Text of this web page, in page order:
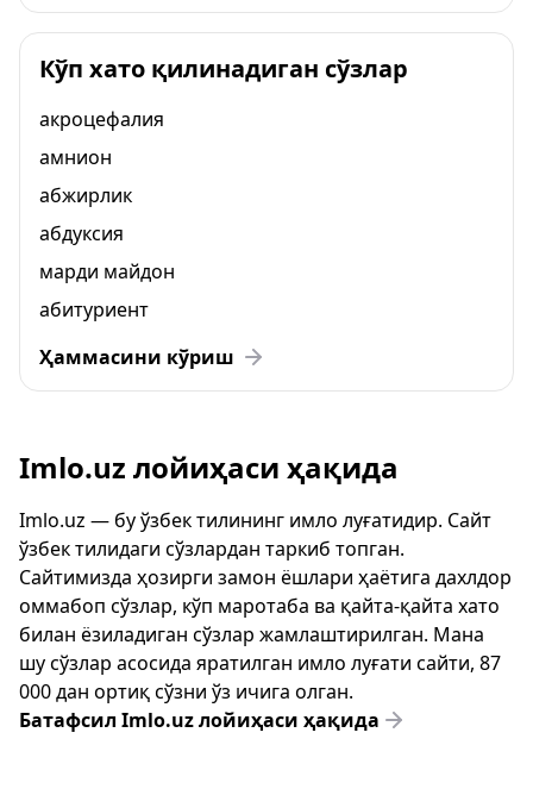
Кўп хато қилинадиган сўзлар
акроцефалия
амнион
абжирлик
абдуксия
марди майдон
абитуриент
Ҳаммасини кўриш
Imlo.uz лойиҳаси ҳақида
Imlo.uz — бу ўзбек тилининг имло луғатидир. Сайт
ўзбек тилидаги сўзлардан таркиб топган.
Сайтимизда ҳозирги замон ёшлари ҳаётига дахлдор
оммабоп сўзлар, кўп маротаба ва қайта-қайта хато
билан ёзиладиган сўзлар жамлаштирилган. Мана
шу сўзлар асосида яратилган имло луғати сайти, 87
000 дан ортиқ сўзни ўз ичига олган.
Батафсил Imlo.uz лойиҳаси ҳақида